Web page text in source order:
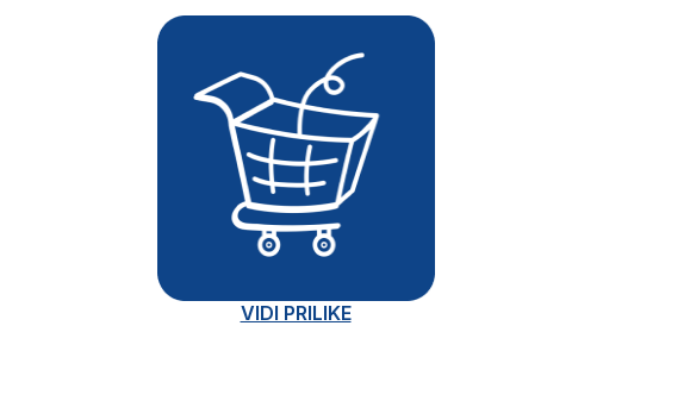
VIDI PRILIKE